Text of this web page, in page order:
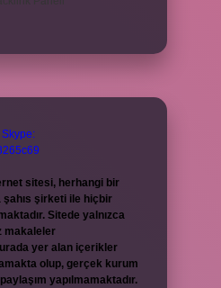
Skype:
sitesi, herhangi bir
şirketi ile hiçbir
Sitede yalnızca
makaleler
yer alan içerikler
olup, gerçek kurum
yapılmamaktadır.